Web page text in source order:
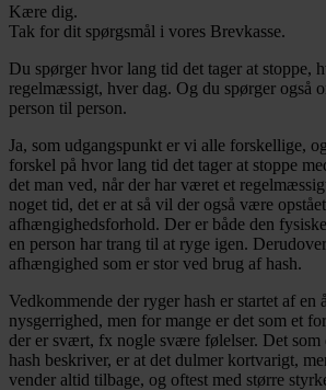
Kære dig.
Tak for dit spørgsmål i vores Brevkasse.
Du spørger hvor lang tid det tager at stoppe,
regelmæssigt, hver dag. Og du spørger også
person til person.
Ja, som udgangspunkt er vi alle forskellige,
forskel på hvor lang tid det tager at stoppe
det man ved, når der har været et
noget tid, det er at så vil der også være
afhængighedsforhold. Der er både den
en person har trang til at ryge igen.
afhængighed som er stor ved brug af hash.
Vedkommende der ryger hash er startet af en
nysgerrighed, men for mange er det som et
der er svært, fx nogle svære følelser. Det som
hash beskriver, er at det dulmer kortvarigt,
vender altid tilbage, og oftest med større